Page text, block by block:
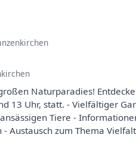
Naturparadies!
13 Uhr, statt. - Vielfältiger
Tiere -
Austausch zum Thema